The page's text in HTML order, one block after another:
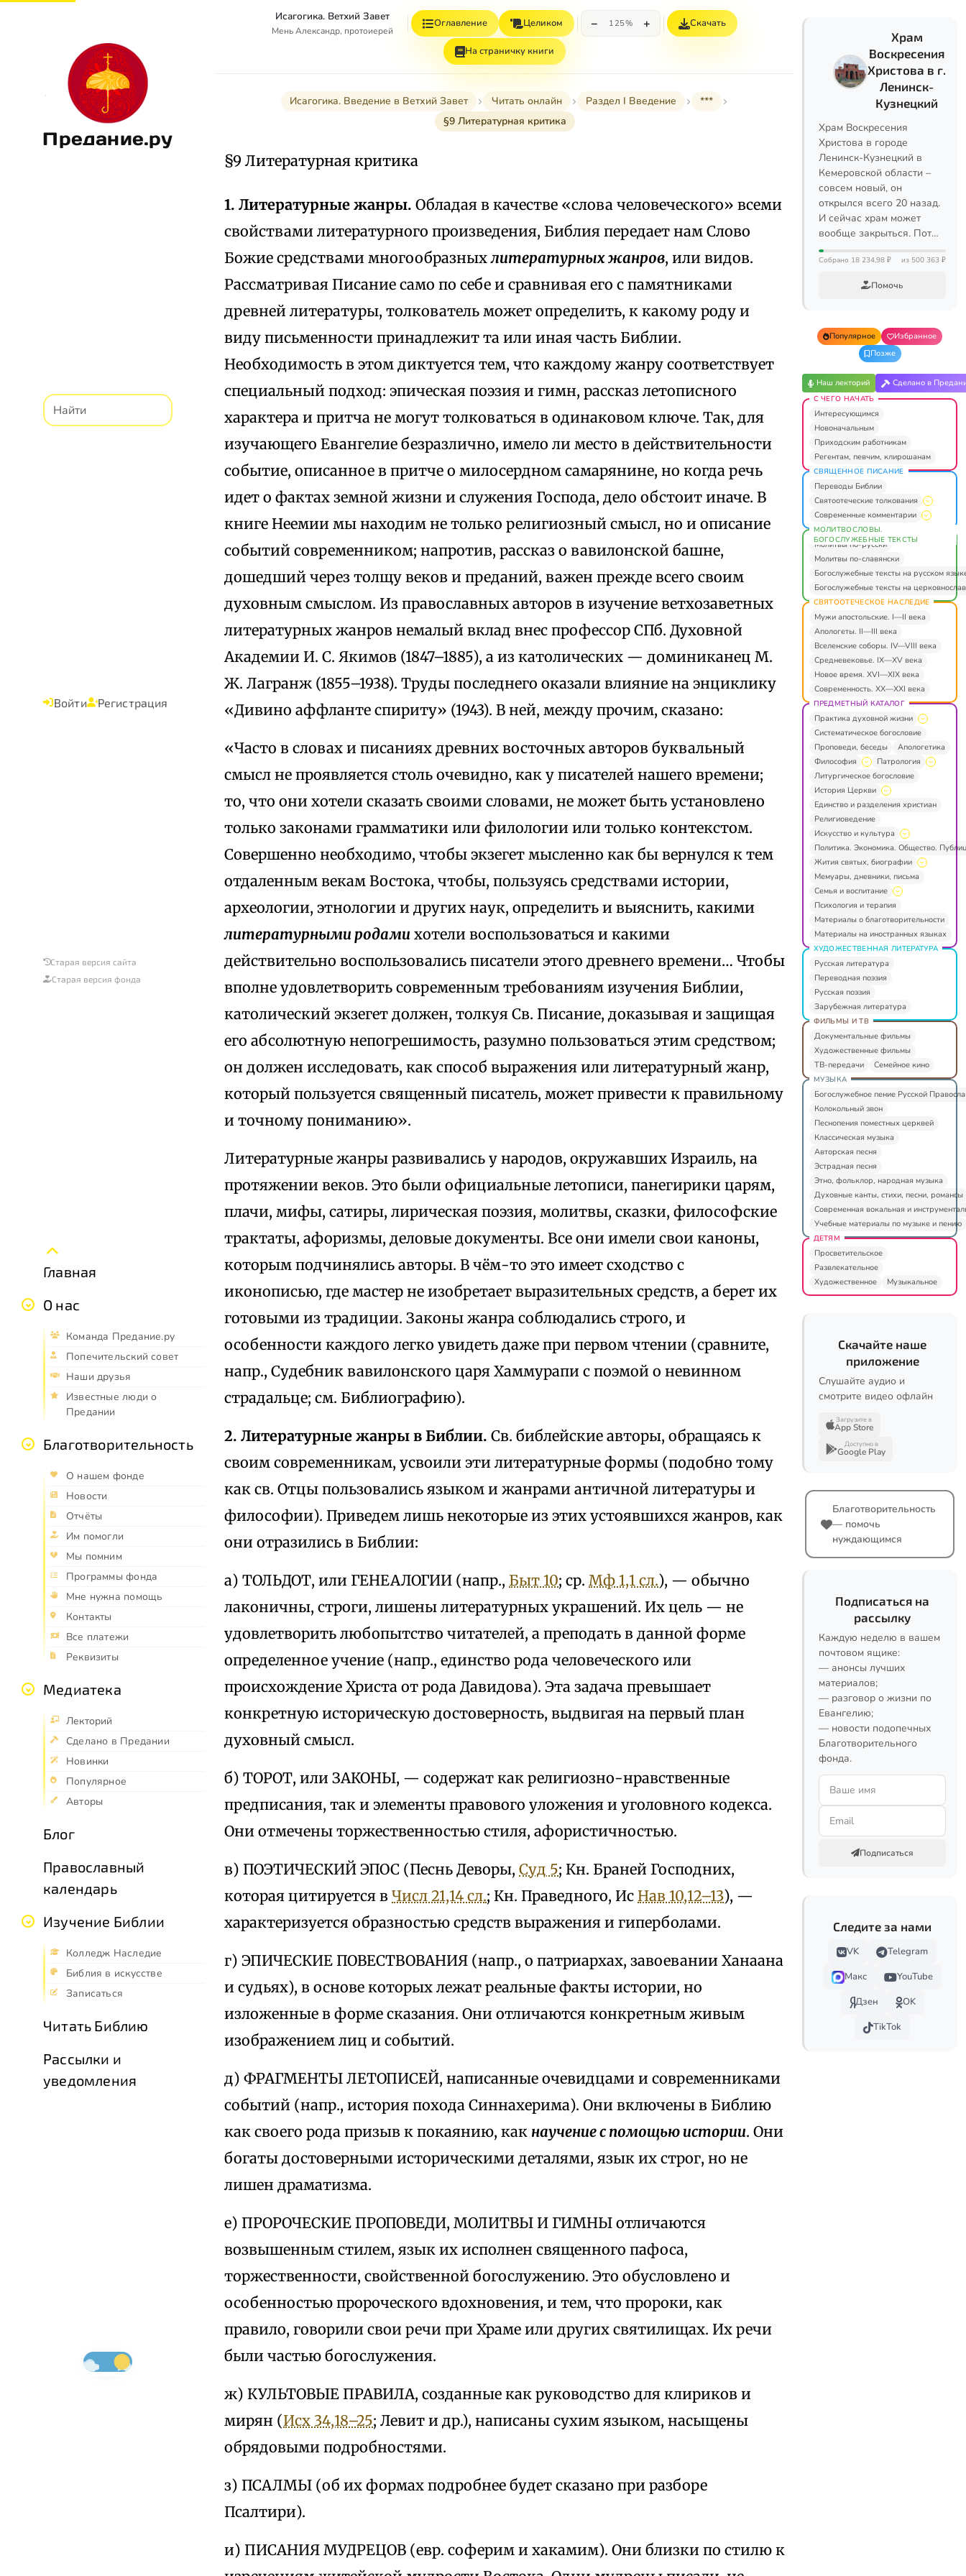
Предание.ру
Войти Регистрация
Старая версия сайта
Старая версия фонда
Главная
О нас
Команда Предание.ру
Попечительский совет
Наши друзья
Известные люди о
Предании
Благотворительность
О нашем фонде
Новости
Отчёты
Им помогли
Мы помним
Программы фонда
Мне нужна помощь
Контакты
Все платежи
Реквизиты
Медиатека
Лекторий
Сделано в Предании
Новинки
Популярное
Авторы
Блог
Православный
календарь
Изучение Библии
Колледж Наследие
Библия в искусстве
Записаться
Читать Библию
Рассылки и
уведомления
Исагогика. Ветхий Завет
Мень Александр, протоиерей
Оглавление Целиком − 125% + Скачать
На страничку книги
Исагогика. Введение в Ветхий Завет Читать онлайн Раздел I Введение
***
§9 Литературная критика
§9 Литературная критика
1. Литературные жанры. Обладая в качестве «слова человеческого» всеми
свойствами литературного произведения, Библия передает нам Слово
Божие средствами многообразныхлитературных жанров, или видов.
Рассматривая Писание само по себе и сравнивая его с памятниками
древней литературы, толкователь может определить, к какому роду и
виду письменности принадлежит та или иная часть Библии.
Необходимость в этом диктуется тем, что каждому жанру соответствует
специальный подход: эпическая поэзия и гимн, рассказ летописного
характера и притча не могут толковаться в одинаковом ключе. Так, для
изучающего Евангелие безразлично, имело ли место в действительности
событие, описанное в притче о милосердном самарянине, но когда речь
идет о фактах земной жизни и служения Господа, дело обстоит иначе. В
книге Неемии мы находим не только религиозный смысл, но и описание
событий современником; напротив, рассказ о вавилонской башне,
дошедший через толщу веков и преданий, важен прежде всего своим
духовным смыслом. Из православных авторов в изучение ветхозаветных
литературных жанров немалый вклад внес профессор СПб. Духовной
Академии И. С. Якимов (1847–1885), а из католических — доминиканец М.
Ж. Лагранж (1855–1938). Труды последнего оказали влияние на энциклику
«Дивино аффланте спириту» (1943). В ней, между прочим, сказано:
«Часто в словах и писаниях древних восточных авторов буквальный
смысл не проявляется столь очевидно, как у писателей нашего времени;
то, что они хотели сказать своими словами, не может быть установлено
только законами грамматики или филологии или только контекстом.
Совершенно необходимо, чтобы экзегет мысленно как бы вернулся к тем
отдаленным векам Востока, чтобы, пользуясь средствами истории,
археологии, этнологии и других наук, определить и выяснить, какими
литературными родами хотели воспользоваться и какими
действительно воспользовались писатели этого древнего времени… Чтобы
вполне удовлетворить современным требованиям изучения Библии,
католический экзегет должен, толкуя Св. Писание, доказывая и защищая
его абсолютную непогрешимость, разумно пользоваться этим средством;
он должен исследовать, как способ выражения или литературный жанр,
который пользуется священный писатель, может привести к правильному
и точному пониманию».
Литературные жанры развивались у народов, окружавших Израиль, на
протяжении веков. Это были официальные летописи, панегирики царям,
плачи, мифы, сатиры, лирическая поэзия, молитвы, сказки, философские
трактаты, афоризмы, деловые документы. Все они имели свои каноны,
которым подчинялись авторы. В чём-то это имеет сходство с
иконописью, где мастер не изобретает выразительных средств, а берет их
готовыми из традиции. Законы жанра соблюдались строго, и
особенности каждого легко увидеть даже при первом чтении (сравните,
напр., Судебник вавилонского царя Хаммурапи с поэмой о невинном
страдальце; см. Библиографию).
2. Литературные жанры в Библии. Св. библейские авторы, обращаясь к
своим современникам, усвоили эти литературные формы (подобно тому
как св. Отцы пользовались языком и жанрами античной литературы и
философии). Приведем лишь некоторые из этих устоявшихся жанров, как
они отразились в Библии:
а) ТОЛЬДОТ, или ГЕНЕАЛОГИИ (напр., Быт 10; ср. Мф 1,1 сл.), — обычно
лаконичны, строги, лишены литературных украшений. Их цель — не
удовлетворить любопытство читателей, а преподать в данной форме
определенное учение (напр., единство рода человеческого или
происхождение Христа от рода Давидова). Эта задача превышает
конкретную историческую достоверность, выдвигая на первый план
духовный смысл.
б) ТОРОТ, или ЗАКОНЫ, — содержат как религиозно-нравственные
предписания, так и элементы правового уложения и уголовного кодекса.
Они отмечены торжественностью стиля, афористичностью.
в) ПОЭТИЧЕСКИЙ ЭПОС (Песнь Деворы, Суд 5; Кн. Браней Господних,
которая цитируется в Числ 21,14 сл.; Кн. Праведного, Ис Нав 10,12–13), —
характеризуется образностью средств выражения и гиперболами.
г) ЭПИЧЕСКИЕ ПОВЕСТВОВАНИЯ (напр., о патриархах, завоевании Ханаана
и судьях), в основе которых лежат реальные факты истории, но
изложенные в форме сказания. Они отличаются конкретным живым
изображением лиц и событий.
д) ФРАГМЕНТЫ ЛЕТОПИСЕЙ, написанные очевидцами и современниками
событий (напр., история похода Синнахерима). Они включены в Библию
как своего рода призыв к покаянию, как научение с помощью истории. Они
богаты достоверными историческими деталями, язык их строг, но не
лишен драматизма.
е) ПРОРОЧЕСКИЕ ПРОПОВЕДИ, МОЛИТВЫ И ГИМНЫ отличаются
возвышенным стилем, язык их исполнен священного пафоса,
торжественности, свойственной богослужению. Это обусловлено и
особенностью пророческого вдохновения, и тем, что пророки, как
правило, говорили свои речи при Храме или других святилищах. Их речи
были частью богослужения.
ж) КУЛЬТОВЫЕ ПРАВИЛА, созданные как руководство для клириков и
мирян (Исх 34,18–25; Левит и др.), написаны сухим языком, насыщены
обрядовыми подробностями.
з) ПСАЛМЫ (об их формах подробнее будет сказано при разборе
Псалтири).
и) ПИСАНИЯ МУДРЕЦОВ (евр. соферим и хакамим). Они близки по стилю к
Храм
Воскресения
Христова в г.
Ленинск-
Кузнецкий
Храм Воскресения
Христова в городе
Ленинск-Кузнецкий в
Кемеровской области –
совсем новый, он
открылся всего 20 назад.
И сейчас храм может
вообще закрыться. Пот…
Собрано 18 234,98 ₽ из 500 363 ₽
Помочь
Популярное
Избранное
Позже
Наш лекторий Сделано в
С ЧЕГО НАЧАТЬ
Интересующимся
Новоначальным
Приходским работникам
Регентам, певчим, клирошанам
СВЯЩЕННОЕ ПИСАНИЕ
Переводы Библии
Святоотеческие толкования
Современные комментарии
МОЛИТВОСЛОВЫ.
БОГОСЛУЖЕБНЫЕ ТЕКСТЫ
Молитвы по-русски
Молитвы по-славянски
Богослужебные тексты на русском
Богослужебные тексты на
СВЯТООТЕЧЕСКОЕ НАСЛЕДИЕ
Мужи апостольские. I—II века
Апологеты. II—III века
Вселенские соборы. IV—VIII века
Средневековье. IX—XV века
Новое время. XVI—XIX века
Современность. XX—XXI века
ПРЕДМЕТНЫЙ КАТАЛОГ
Практика духовной жизни
Систематическое богословие
Проповеди, беседы
Апологетика
Философия
Патрология
Литургическое богословие
История Церкви
Единство и разделения христиан
Религиоведение
Искусство и культура
Политика. Экономика. Общество.
Жития святых, биографии
Мемуары, дневники, письма
Семья и воспитание
Психология и терапия
Материалы о благотворительности
Материалы на иностранных языках
ХУДОЖЕСТВЕННАЯ ЛИТЕРАТУРА
Русская литература
Переводная поэзия
Русская поэзия
Зарубежная литература
ФИЛЬМЫ И ТВ
Документальные фильмы
Художественные фильмы
ТВ-передачи
Семейное кино
МУЗЫКА
Богослужебное пение Русской
Колокольный звон
Песнопения поместных церквей
Классическая музыка
Авторская песня
Эстрадная песня
Этно, фольклор, народная музыка
Духовные канты, стихи, песни, романсы
Современная вокальная и
Учебные материалы по музыке и пению
ДЕТЯМ
Просветительское
Развлекательное
Художественное
Музыкальное
Скачайте наше
приложение
Слушайте аудио и
смотрите видео офлайн
Загрузите в
App Store
Доступно в
Google Play
Благотворительность
— помочь
нуждающимся
Подписаться на
рассылку
Каждую неделю в вашем
почтовом ящике:
— анонсы лучших
материалов;
— разговор о жизни по
Евангелию;
— новости подопечных
Благотворительного
фонда.
Подписаться
Следите за нами
VK
Telegram
Макс
YouTube
Дзен
OK
TikTok